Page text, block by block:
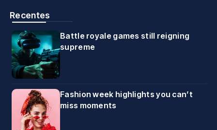
Recentes
Battle royale games still reigning
supreme
Fashion week highlights you can’t
miss moments